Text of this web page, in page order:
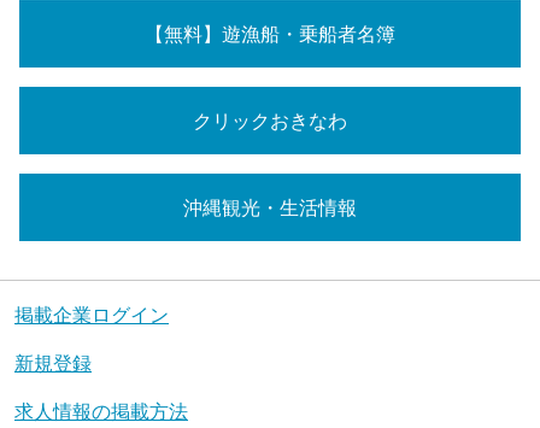
【無料】遊漁船・乗船者名簿
クリックおきなわ
沖縄観光・生活情報
掲載企業ログイン
新規登録
求人情報の掲載方法